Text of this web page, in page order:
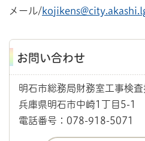
メール/
お問い合わせ
明石市総務局財務室工事検査
兵庫県明石市中崎1丁目5-1
電話番号：078-918-5071